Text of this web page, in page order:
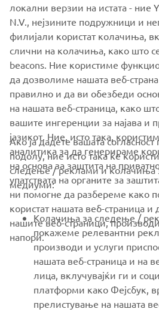
CORPORATE
FOR BUSINESS
MORE YAMAHA
SUPPORT
NEWSLETTER
Be the first one to learn about latest
releases and much more
SUBSCRIBE
Read our Privacy Policy to learn how
Privacy policy
локални верзии на истата - ние
N.V., нејзините подружници и
филијали користат колачиња,
слични на колачиња, како што
beacons. Ние користиме
да дозволиме нашата веб-
правилно и да ви обезбеди
на нашата веб-страница, како
вашите ингеренции за најава и
јазикот. Ние, исто така,
аналитика за да генерираме
на основа за заштита на
упатствата на органите за
ни помогне да разбереме како
користат нашата веб-страница и
нашите веб-страници,
напори.
Ако ја дадете вашата
подолу, ние исто така ќе
следење / реклами и колачиња
медиуми:
Колачиња за следење /
покажеме релевантни
производи и услуги
нашата веб-страница и на
лица, вклучувајќи ги и
платформи како Фејсбук,
прелистување на нашата